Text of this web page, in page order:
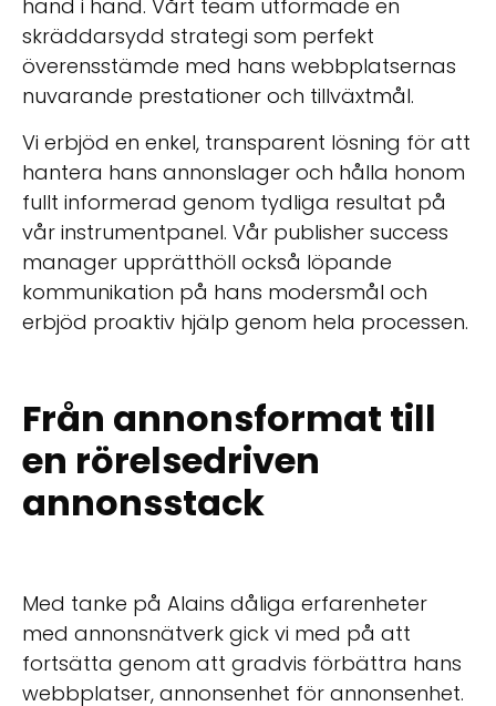
hand i hand. Vårt team utformade en
skräddarsydd strategi som perfekt
överensstämde med hans webbplatsernas
nuvarande prestationer och tillväxtmål.
Vi erbjöd en enkel, transparent lösning för att
hantera hans annonslager och hålla honom
fullt informerad genom tydliga resultat på
vår instrumentpanel. Vår publisher success
manager upprätthöll också löpande
kommunikation på hans modersmål och
erbjöd proaktiv hjälp genom hela processen.
Från annonsformat till
en rörelsedriven
annonsstack
Med tanke på Alains dåliga erfarenheter
med annonsnätverk gick vi med på att
fortsätta genom att gradvis förbättra hans
webbplatser, annonsenhet för annonsenhet.